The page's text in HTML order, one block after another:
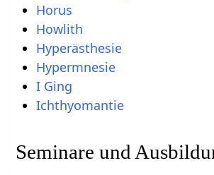
Horus
Howlith
Hyperästhesie
Hypermnesie
I Ging
Ichthyomantie
Seminare und